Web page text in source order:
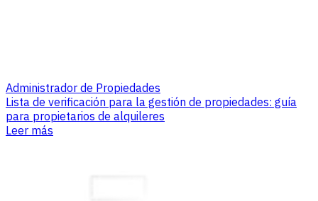
Administrador de Propiedades
Lista de verificación para la gestión de propiedades: guía
para propietarios de alquileres
Leer más